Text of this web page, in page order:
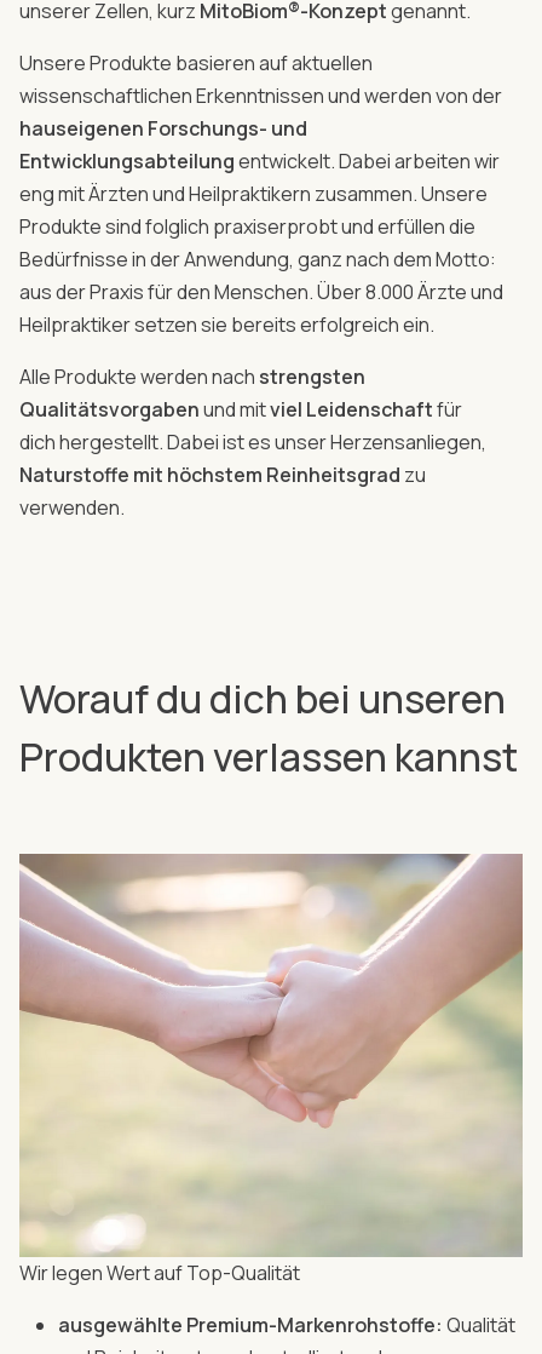
unserer Zellen, kurz MitoBiom®-Konzeptgenannt.
Unsere Produkte basieren auf aktuellen
wissenschaftlichen Erkenntnissen und werden von der
hauseigenen Forschungs- und
Entwicklungsabteilungentwickelt. Dabei arbeiten wir
eng mit Ärzten und Heilpraktikern zusammen. Unsere
Produkte sind folglich praxiserprobt und erfüllen die
Bedürfnisse in der Anwendung, ganz nach dem Motto:
aus der Praxis für den Menschen. Über 8.000 Ärzte und
Heilpraktiker setzen sie bereits erfolgreich ein.
Alle Produkte werden nach strengsten
Qualitätsvorgabenund mitviel Leidenschaftfür
dich hergestellt. Dabei ist es unser Herzensanliegen,
Naturstoffe mit höchstem Reinheitsgrad zu
verwenden.
Worauf du dich bei unseren
Produkten verlassen kannst
Wir legen Wert auf Top-Qualität
ausgewählte Premium-Markenrohstoffe: Qualität